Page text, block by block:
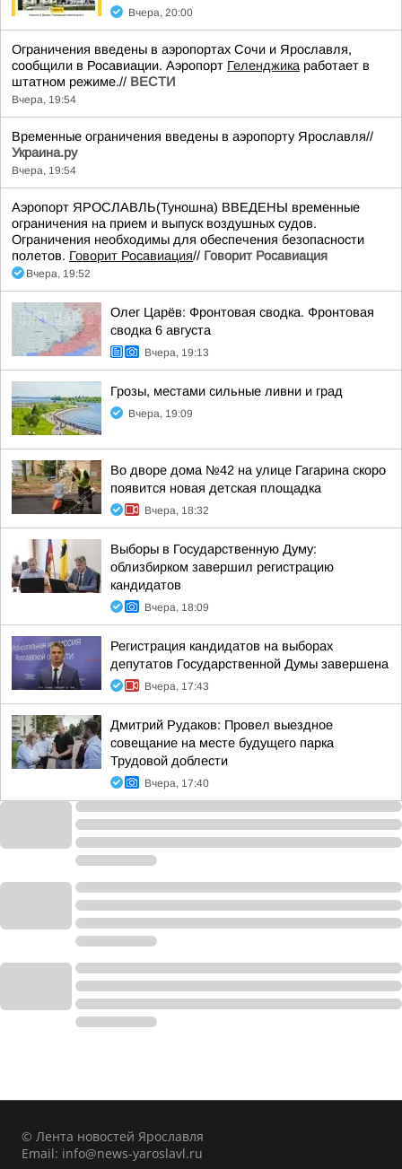
Вчера, 20:00
Ограничения введены в аэропортах Сочи и Ярославля,
сообщили в Росавиации. Аэропорт Геленджика работает в
штатном режиме.// ВЕСТИ
Вчера, 19:54
Временные ограничения введены в аэропорту Ярославля//
Украина.ру
Вчера, 19:54
Аэропорт ЯРОСЛАВЛЬ(Туношна) ВВЕДЕНЫ временные
ограничения на прием и выпуск воздушных судов.
Ограничения необходимы для обеспечения безопасности
полетов. Говорит Росавиация// Говорит Росавиация
Вчера, 19:52
Олег Царёв: Фронтовая сводка. Фронтовая
сводка 6 августа
Вчера, 19:13
Грозы, местами сильные ливни и град
Вчера, 19:09
Во дворе дома №42 на улице Гагарина скоро
появится новая детская площадка
Вчера, 18:32
Выборы в Государственную Думу:
облизбирком завершил регистрацию
кандидатов
Вчера, 18:09
Регистрация кандидатов на выборах
депутатов Государственной Думы завершена
Вчера, 17:43
Дмитрий Рудаков: Провел выездное
совещание на месте будущего парка
Трудовой доблести
Вчера, 17:40
© Лента новостей Ярославля
Email: info@news-yaroslavl.ru